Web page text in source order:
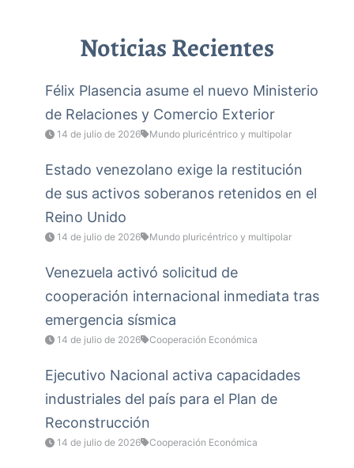
Noticias Recientes
Félix Plasencia asume el nuevo Ministerio
de Relaciones y Comercio Exterior
14 de julio de 2026 Mundo pluricéntrico y multipolar
Estado venezolano exige la restitución
de sus activos soberanos retenidos en el
Reino Unido
14 de julio de 2026 Mundo pluricéntrico y multipolar
Venezuela activó solicitud de
cooperación internacional inmediata tras
emergencia sísmica
14 de julio de 2026 Cooperación Económica
Ejecutivo Nacional activa capacidades
industriales del país para el Plan de
Reconstrucción
14 de julio de 2026 Cooperación Económica